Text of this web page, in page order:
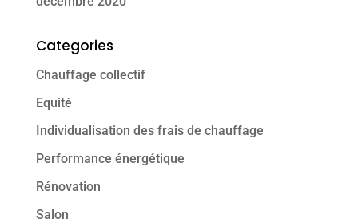
Categories
Chauffage collectif
Equité
Individualisation des frais de chauffage
Performance énergétique
Rénovation
Salon